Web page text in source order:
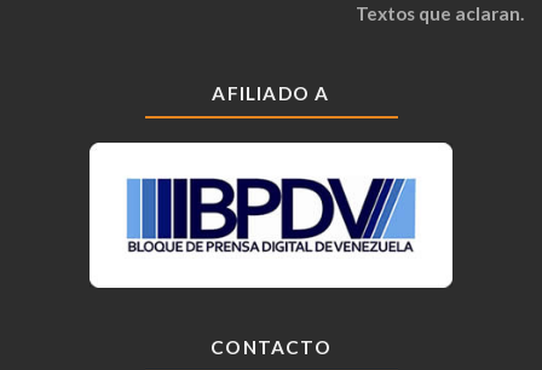
Textos que aclaran.
AFILIADO A
CONTACTO